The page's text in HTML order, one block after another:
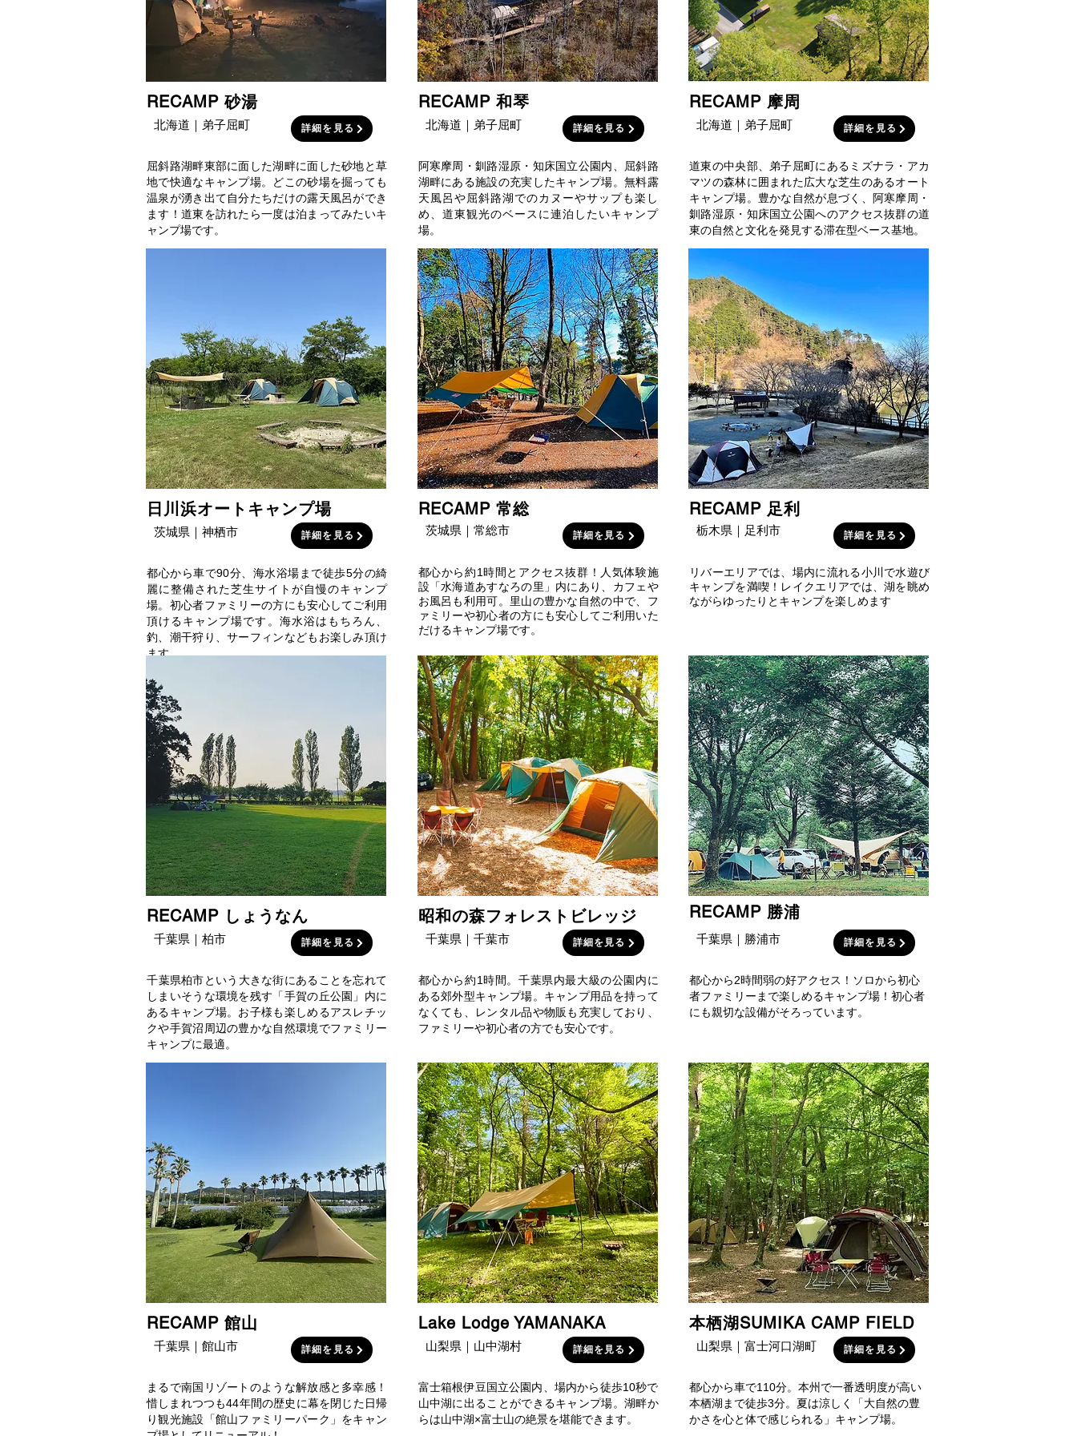
RECAMP 砂湯
北海道｜弟子屈町 詳細を見る
屈斜路湖畔東部に面した湖畔に面した砂地と草
地で快適なキャンプ場。どこの砂場を掘っても
温泉が湧き出て自分たちだけの露天風呂ができ
ます！道東を訪れたら一度は泊まってみたいキ
ャンプ場です。
日川浜オートキャンプ場
茨城県｜神栖市 詳細を見る
都心から車で90分、海水浴場まで徒歩5分の綺
麗に整備された芝生サイトが自慢のキャンプ
場。初心者ファミリーの方にも安心してご利用
頂けるキャンプ場です。海水浴はもちろん、
釣、潮干狩り、サーフィンなどもお楽しみ頂け
ます。
RECAMP しょうなん
千葉県｜柏市 詳細を見る
​千葉県柏市という大きな街にあることを忘れて
しまいそうな環境を残す「手賀の丘公園」内に
あるキャンプ場。お子様も楽しめるアスレチッ
クや手賀沼周辺の豊かな自然環境でファミリー
キャンプに最適。
RECAMP 館山
千葉県｜館山市 詳細を見る
まるで南国リゾートのような解放感と多幸感！
惜しまれつつも44年間の歴史に幕を閉じた日帰
り観光施設「館山ファミリーパーク」をキャン
RECAMP 和琴
北海道｜弟子屈町 詳細を見る
阿寒摩周・釧路湿原・知床国立公園内、屈斜路
湖畔にある施設の充実したキャンプ場。無料露
天風呂や屈斜路湖でのカヌーやサップも楽し
め、道東観光のベースに連泊したいキャンプ
場。
RECAMP 常総
茨城県｜常総市 詳細を見る
都心から約1時間とアクセス抜群！人気体験施
設「水海道あすなろの里」内にあり、カフェや
お風呂も利用可。里山の豊かな自然の中で、フ
ァミリーや初心者の方にも安心してご利用いた
だけるキャンプ場です。
昭和の森フォレストビレッジ
千葉県｜千葉市 詳細を見る
都心から約1時間。千葉県内最大級の公園内に
ある郊外型キャンプ場。キャンプ用品を持って
なくても、レンタル品や物販も充実しており、
ファミリーや初心者の方でも安心です。
Lake Lodge YAMANAKA
山梨県｜山中湖村 詳細を見る
富士箱根伊豆国立公園内、場内から徒歩10秒で
山中湖に出ることができるキャンプ場。湖畔か
らは山中湖×富士山の絶景を堪能できます。
RECAMP 摩周
北海道｜弟子屈町 詳細を見る
道東の中央部、弟子屈町にあるミズナラ・アカ
マツの森林に囲まれた広大な芝生のあるオート
キャンプ場。豊かな自然が息づく、阿寒摩周・
釧路湿原・知床国立公園へのアクセス抜群の道
東の自然と文化を発見する滞在型ベース基地。
RECAMP 足利
栃木県｜足利市 詳細を見る
リバーエリアでは、場内に流れる小川で水遊び
キャンプを満喫！レイクエリアでは、湖を眺め
ながらゆったりとキャンプを楽しめます
RECAMP 勝浦
千葉県｜勝浦市 詳細を見る
都心から2時間弱の好アクセス！ソロから初心
者ファミリーまで楽しめるキャンプ場！初心者
にも親切な設備がそろっています。
本栖湖SUMIKA CAMP FIELD
山梨県｜富士河口湖町 詳細を見る
都心から車で110分。本州で一番透明度が高い
本栖湖まで徒歩3分。夏は涼しく「大自然の豊
かさを心と体で感じられる」キャンプ場。